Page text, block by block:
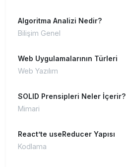
Algoritma Analizi Nedir?
Bilişim Genel
Web Uygulamalarının Türleri
Web Yazılım
SOLID Prensipleri Neler İçerir?
Mimari
React’te useReducer Yapısı
Kodlama